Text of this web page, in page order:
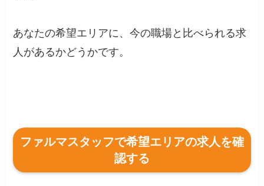
あなたの希望エリアに、今の職場と比べられる求
人があるかどうかです。
ファルマスタッフで希望エリアの求人を確
認する